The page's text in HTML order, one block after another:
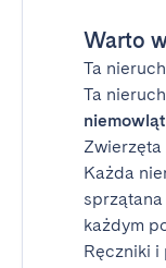
Warto
Ta
Ta
niemowląt
Zwierzęta
Każda
każdym
Ręczniki i